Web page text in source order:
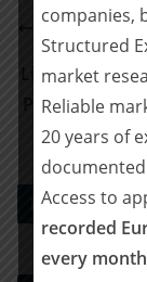
Mayer
EBERLE
Lincoln
Primepulse,
PE DEALS
companies,
Structured
market
Reliable
20 years of
Access to
recorded
every month